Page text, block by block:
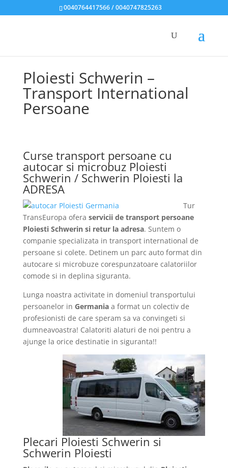
0040764417566 / 0040747825263
Ploiesti Schwerin –
Transport International
Persoane
Curse transport persoane cu
autocar si microbuz Ploiesti
Schwerin / Schwerin Ploiesti la
ADRESA
Tur
TransEuropa ofera servicii de transport persoane
Ploiesti Schwerin si retur la adresa. Suntem o
companie specializata in transport international de
persoane si colete. Detinem un parc auto format din
autocare si microbuze corespunzatoare calatoriilor
comode si in deplina siguranta.
Lunga noastra activitate in domeniul transportului
persoanelor in Germaniaa format un colectiv de
profesionisti de care speram sa va convingeti si
dumneavoastra! Calatoriti alaturi de noi pentru a
ajunge la orice destinatie in siguranta!!
Plecari Ploiesti Schwerin si
Schwerin Ploiesti